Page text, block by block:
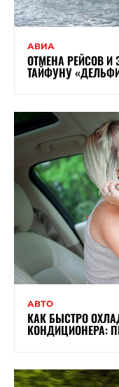
АВИА
ОТМЕНА РЕЙСОВ И
ТАЙФУНУ
АВТО
КАК БЫСТРО
КОНДИЦИОНЕРА: